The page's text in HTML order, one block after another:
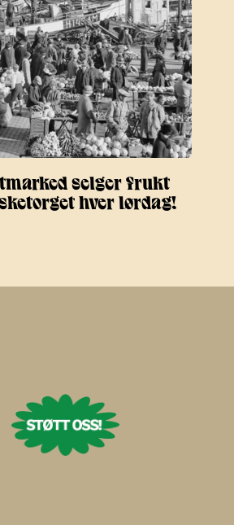
selger frukt
hver lørdag!